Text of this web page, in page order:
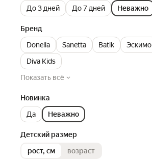
До 3 дней
До 7 дней Неважно
Бренд
Donella
Sanetta Batik
Эскимо
Diva Kids
Показать всё
Новинка
Да
Неважно
Детский размер
рост, см
возраст